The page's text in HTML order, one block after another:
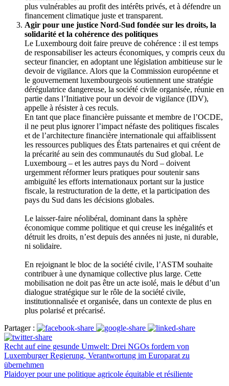
plus vulnérables au profit des intérêts privés, et à défendre un
financement climatique juste et transparent.
Agir pour une justice Nord-Sud fondée sur les droits, la
solidarité et la cohérence des politiques
Le Luxembourg doit faire preuve de cohérence : il est temps
de responsabiliser les acteurs économiques, y compris ceux du
secteur financier, en adoptant une législation ambitieuse sur le
devoir de vigilance. Alors que la Commission européenne et
le gouvernement luxembourgeois soutiennent une stratégie
dérégulatrice dangereuse, la société civile organisée, réunie en
partie dans l’Initiative pour un devoir de vigilance (IDV),
appelle à résister à ces reculs.
En tant que place financière puissante et membre de l’OCDE,
il ne peut plus ignorer l’impact néfaste des politiques fiscales
et de l’architecture financière internationale qui affaiblissent
les ressources publiques des États partenaires et qui créent de
la précarité au sein des communautés du Sud global. Le
Luxembourg – et les autres pays du Nord – doivent
urgemment réformer leurs pratiques pour soutenir sans
ambiguïté les efforts internationaux portant sur la justice
fiscale, la restructuration de la dette, et la participation des
pays du Sud dans les décisions globales.
Le laisser-faire néolibéral, dominant dans la sphère
économique comme politique et qui creuse les inégalités et
détruit les droits, n’est depuis des années ni juste, ni durable,
ni solidaire.
En rejoignant le bloc de la société civile, l’ASTM souhaite
contribuer à une dynamique collective plus large. Cette
mobilisation ne doit pas être un acte isolé, mais le début d’un
dialogue stratégique sur le rôle de la société civile,
institutionnalisée et organisée, dans un contexte de plus en
plus polarisé et précarisé.
Partager :
Recht auf eine gesunde Umwelt: Drei NGOs fordern von
Luxemburger Regierung, Verantwortung im Europarat zu
übernehmen
Plaidoyer pour une politique agricole équitable et résiliente